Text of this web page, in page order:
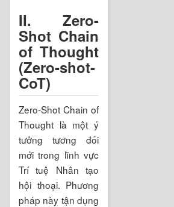
II. Zero-
Shot Chain
of Thought
(Zero-shot-
CoT)
Zero-Shot Chain of
Thought là một ý
tưởng tương đối
mới trong lĩnh vực
Trí tuệ Nhân tạo
hội thoại. Phương
pháp này tận dụng